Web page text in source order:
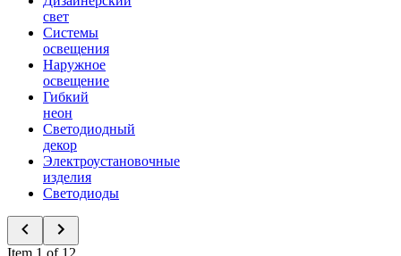
свет
Системы
освещения
Наружное
освещение
Гибкий
неон
Светодиодный
декор
Электроустановочные
изделия
Светодиоды
Item 1 of 12